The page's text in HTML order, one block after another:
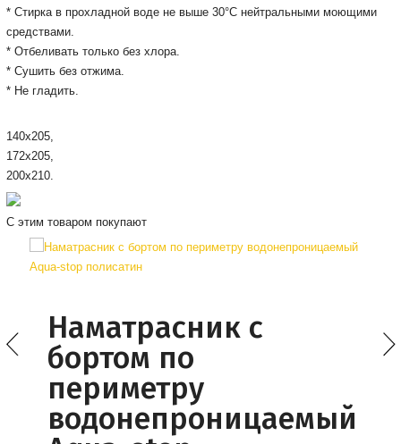
* Стирка в прохладной воде не выше 30°С нейтральными моющими
средствами.
* Отбеливать только без хлора.
* Сушить без отжима.
* Не гладить.
140х205,
172х205,
200х210.
С этим товаром покупают
Наматрасник с
бортом по
периметру
водонепроницаемый